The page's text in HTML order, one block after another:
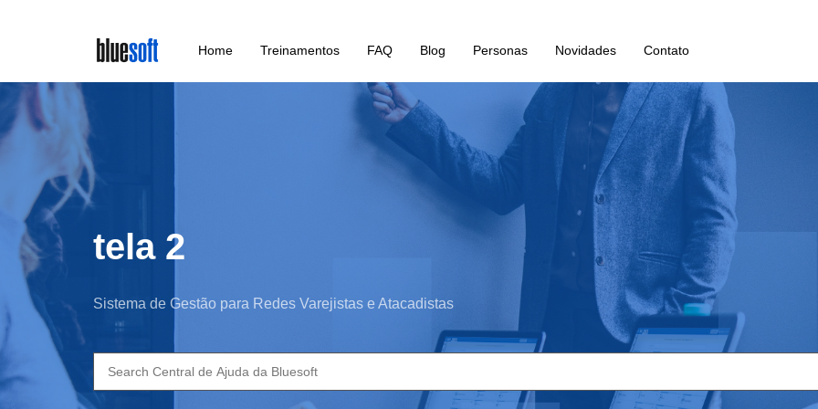
main
content
Home Treinamentos FAQ Blog Personas Novidades Contato
tela 2
Sistema de Gestão para Redes Varejistas e Atacadistas
Search
for: